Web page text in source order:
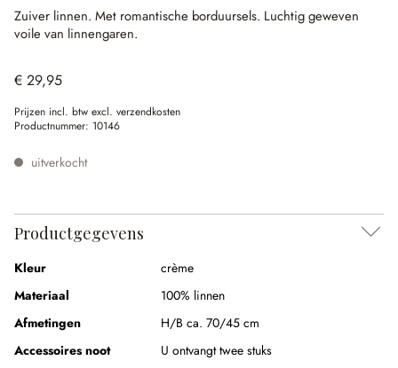
Zuiver linnen. Met romantische borduursels. Luchtig geweven
voile van linnengaren.
€ 29,95
Prijzen incl. btw excl. verzendkosten
Productnummer: 10146
uitverkocht
Productgegevens
Kleur
crème
Materiaal
100% linnen
Afmetingen
H/B ca. 70/45 cm
Accessoires noot
U ontvangt twee stuks